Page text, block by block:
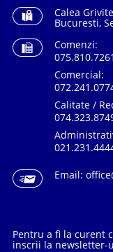
Calea
Bucuresti,
Comenzi:
Comercial:
Calitate /
Email:
Pentru a fi la curent
inscrii la newsletter-